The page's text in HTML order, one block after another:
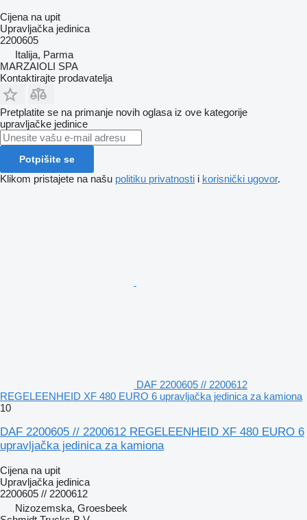
Cijena na upit
Upravljačka jedinica
2200605
Italija, Parma
MARZAIOLI SPA
Kontaktirajte prodavatelja
Pretplatite se na primanje novih oglasa iz ove kategorije
upravljačke jedinice
Potpišite se
Klikom pristajete na našu politiku privatnosti i korisnički ugovor.
DAF 2200605 // 2200612
REGELEENHEID XF 480 EURO 6 upravljačka jedinica za kamiona
10
DAF 2200605 // 2200612 REGELEENHEID XF 480 EURO 6
upravljačka jedinica za kamiona
Cijena na upit
Upravljačka jedinica
2200605 // 2200612
Nizozemska, Groesbeek